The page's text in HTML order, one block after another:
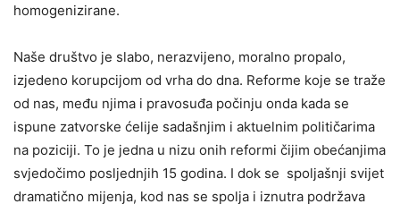
homogenizirane.
Naše društvo je slabo, nerazvijeno, moralno propalo,
izjedeno korupcijom od vrha do dna. Reforme koje se traže
od nas, među njima i pravosuđa počinju onda kada se
ispune zatvorske ćelije sadašnjim i aktuelnim političarima
na poziciji. To je jedna u nizu onih reformi čijim obećanjima
svjedočimo posljednjih 15 godina. I dok se spoljašnji svijet
dramatično mijenja, kod nas se spolja i iznutra podržava